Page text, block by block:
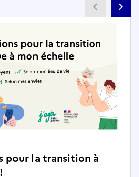
pour la transition à